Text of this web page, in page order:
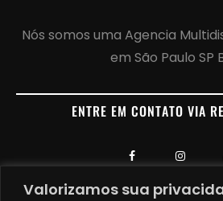
Valorizamos sua
Nós somos uma Agencia
em São Paulo SP
ENTRE EM CONTATO VIA